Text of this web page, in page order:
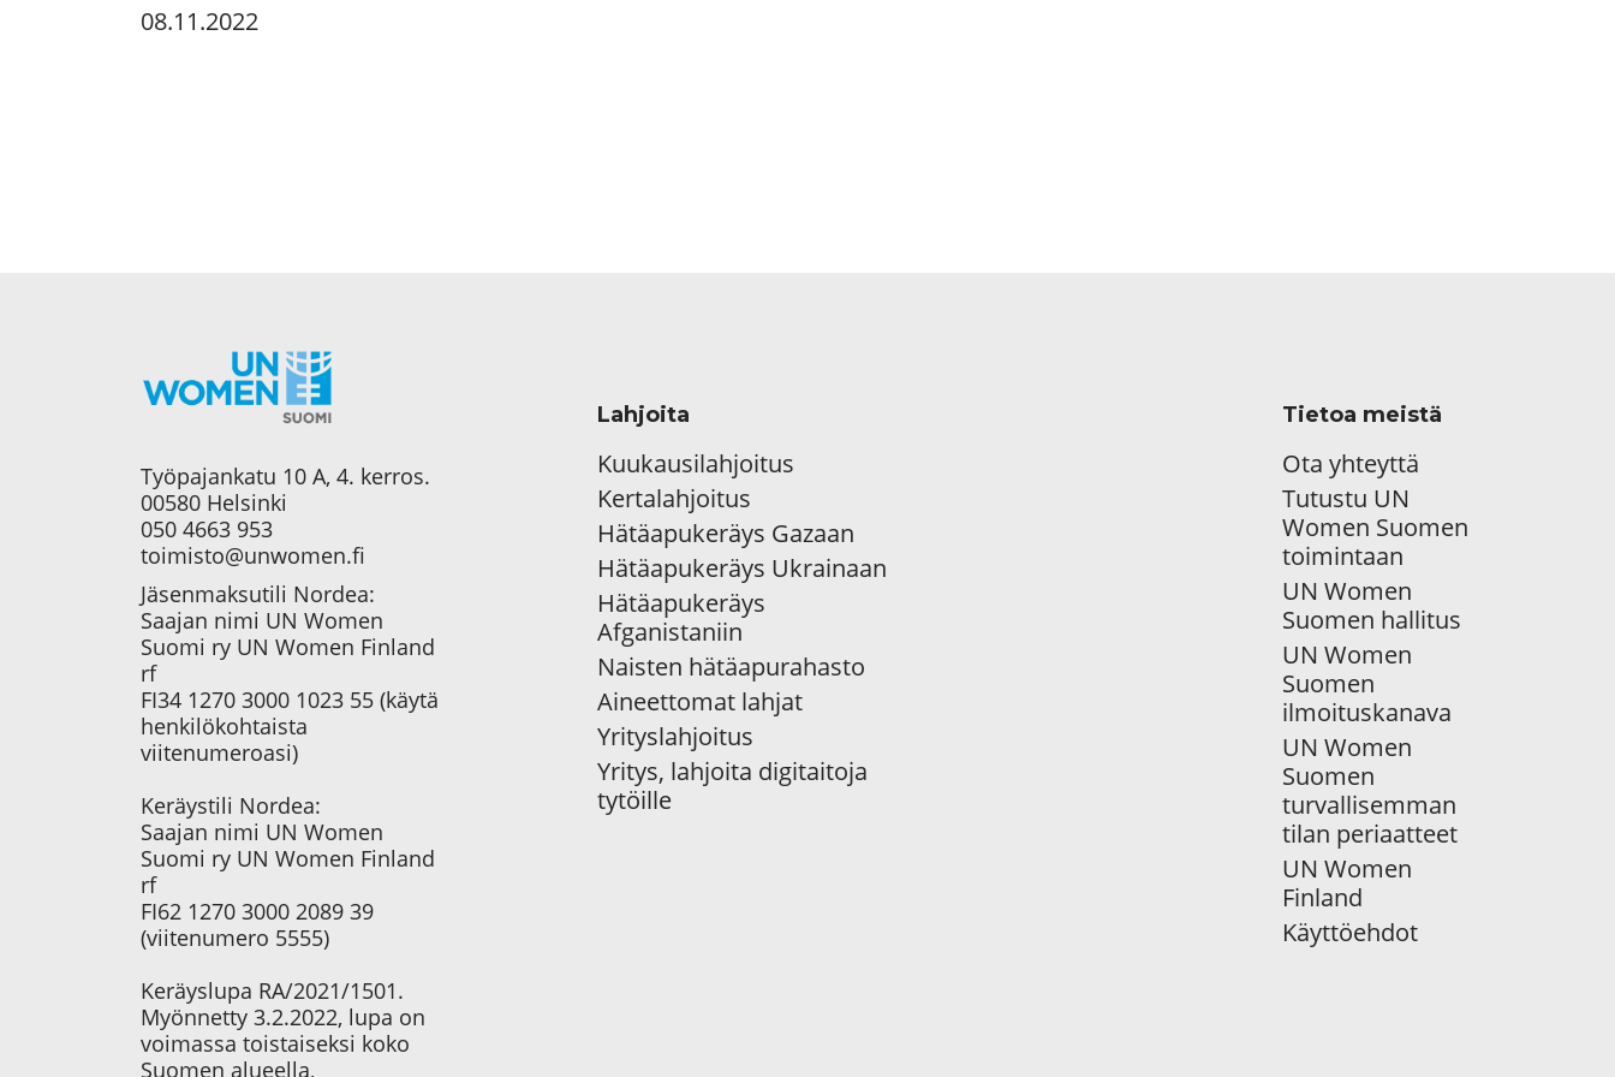
08.11.2022
Työpajankatu 10 A, 4. kerros.
00580 Helsinki
050 4663 953
toimisto@unwomen.fi
Jäsenmaksutili Nordea:
Saajan nimi UN Women
Suomi ry UN Women Finland
rf
FI34 1270 3000 1023 55 (käytä
henkilökohtaista
viitenumeroasi)
Keräystili Nordea:
Saajan nimi UN Women
Suomi ry UN Women Finland
rf
FI62 1270 3000 2089 39
(viitenumero 5555)
Keräyslupa RA/2021/1501.
Myönnetty 3.2.2022, lupa on
voimassa toistaiseksi koko
Suomen alueella,
Lahjoita
Kuukausilahjoitus
Kertalahjoitus
Hätäapukeräys Gazaan
Hätäapukeräys Ukrainaan
Hätäapukeräys
Afganistaniin
Naisten hätäapurahasto
Aineettomat lahjat
Yrityslahjoitus
Yritys, lahjoita digitaitoja
tytöille
Tietoa meistä
Ota yhteyttä
Tutustu UN
Women Suomen
toimintaan
UN Women
Suomen hallitus
UN Women
Suomen
ilmoituskanava
UN Women
Suomen
turvallisemman
tilan periaatteet
UN Women
Finland
Käyttöehdot